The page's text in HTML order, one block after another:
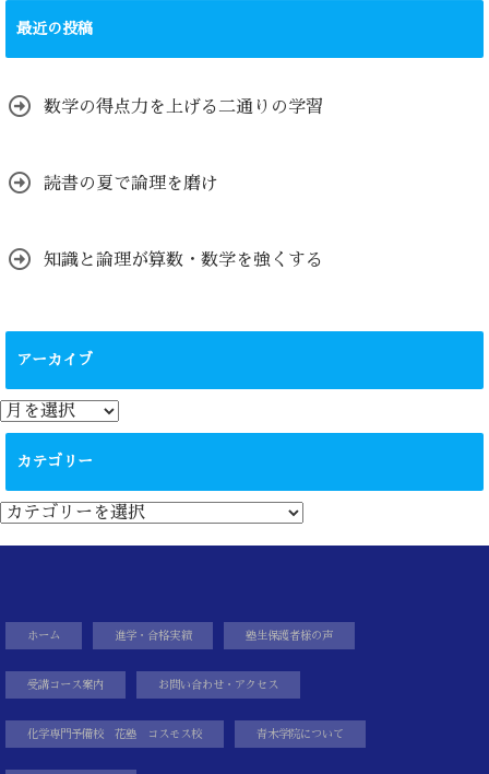
最近の投稿
数学の得点力を上げる二通りの学習
読書の夏で論理を磨け
知識と論理が算数・数学を強くする
アーカイブ
ア
ー
カテゴリー
カ
テ
ゴ
ホーム 進学・合格実績 塾生保護者様の声
受講コース案内 お問い合わせ・アクセス
化学専門予備校 花塾 コスモス校 青木学院について